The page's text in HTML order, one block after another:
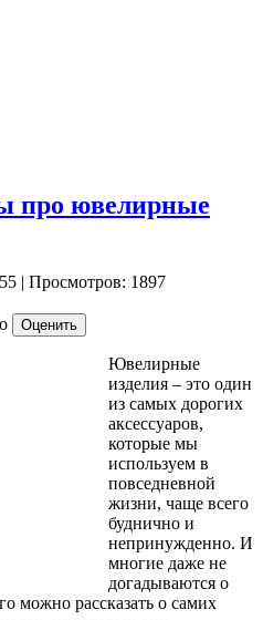
про ювелирные
| Просмотров: 1897
Ювелирные
изделия – это один
из самых дорогих
аксессуаров,
которые мы
используем в
повседневной
жизни, чаще всего
буднично и
непринужденно. И
многие даже не
догадываются о
можно рассказать о самих